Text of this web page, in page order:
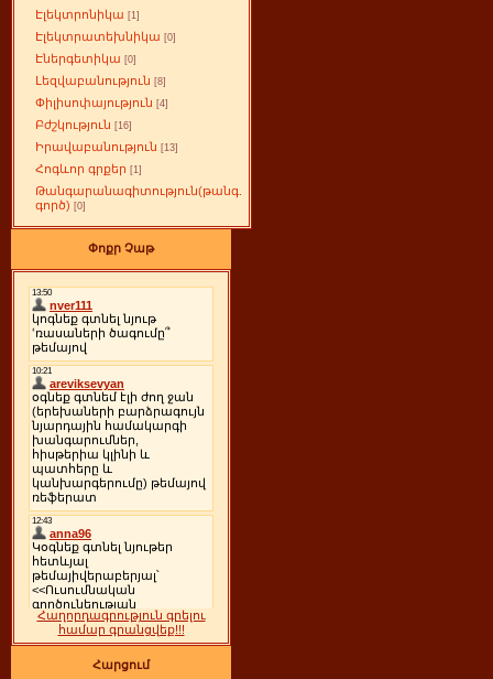
Էլեկտրոնիկա [1]
Էլեկտրատեխնիկա [0]
Էներգետիկա [0]
Լեզվաբանություն [8]
Փիլիսոփայություն [4]
Բժշկություն [16]
Իրավաբանություն [13]
Հոգևոր գրքեր [1]
Թանգարանագիտություն(թանգ.
գործ) [0]
Փոքր Չաթ
Հաղորդագրություն գրելու
համար գրանցվեք!!!
Հարցում